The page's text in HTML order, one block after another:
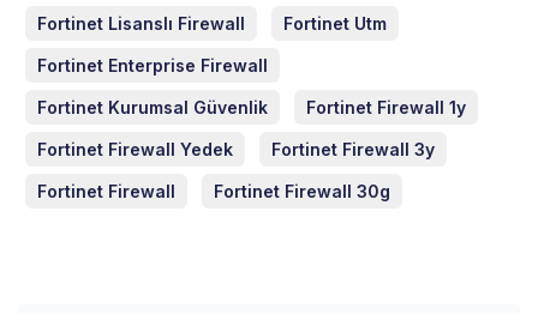
Fortinet Lisanslı Firewall Fortinet Utm
Fortinet Enterprise Firewall
Fortinet Kurumsal Güvenlik Fortinet Firewall 1y
Fortinet Firewall Yedek Fortinet Firewall 3y
Fortinet Firewall Fortinet Firewall 30g